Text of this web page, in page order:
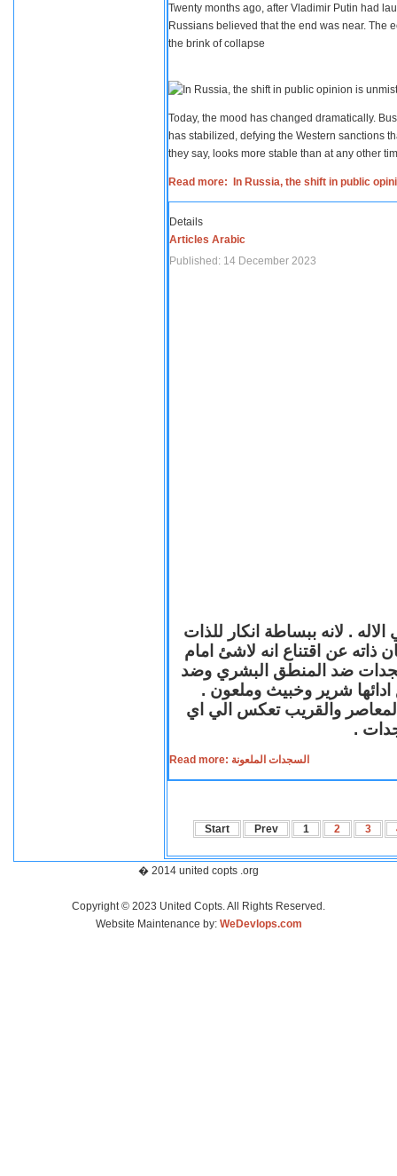
Twenty months ago, after Vladimir Putin had
Russians believed that the end was near. The
the brink of collapse
Today, the mood has changed dramatically.
has stabilized, defying the Western sanctions
they say, looks more stable than at any other
Read more: In Russia, the shift in public
Details
Articles Arabic
Published: 14 December 2023
. لانه ببساطة انكار للذات
ذاته عن اقتناع انه لاشئ امام
ضد المنطق البشري وضد
ادائها شرير وخبيث وملعون .
المعاصر والقريب تعكس الي اي
.
Read more: السجدات الملعونة
Start Prev 1 2 3
� 2014 united copts .org
Copyright © 2023 United Copts. All Rights Reserved.
Website Maintenance by: WeDevlops.com